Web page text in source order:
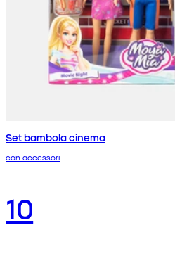
Set bambola cinema
con accessori
10